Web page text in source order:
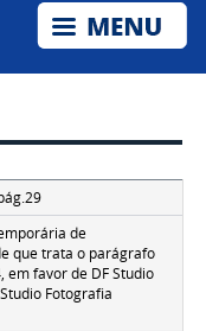
de
que trata o parágrafo
em favor de DF Studio
Fotografia